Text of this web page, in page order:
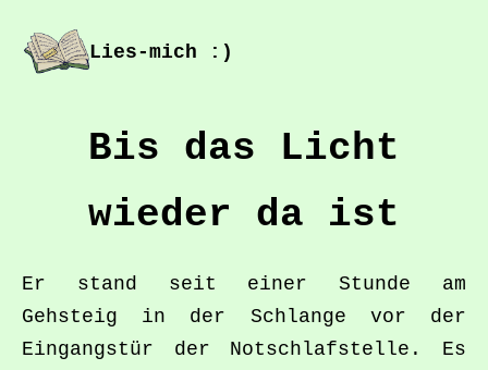
Lies-mich :)
Bis das Licht
wieder da ist
Er stand seit einer Stunde am
Gehsteig in der Schlange vor der
Eingangstür der Notschlafstelle. Es